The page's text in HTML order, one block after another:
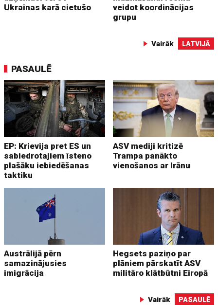
Ukrainas karā cietušo
veidot koordinācijas
grupu
Vairāk LATVIJĀ
PASAULĒ
EP: Krievija pret ES un
sabiedrotajiem īsteno
plašāku iebiedēšanas
taktiku
ASV mediji kritizē
Trampa panākto
vienošanos ar Irānu
Austrālijā pērn
samazinājusies
imigrācija
Hegsets paziņo par
plāniem pārskatīt ASV
militāro klātbūtni Eiropā
Vairāk PASAULĒ